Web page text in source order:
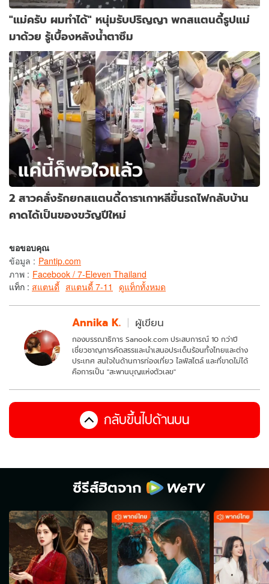
"แม่ครับ ผมทำได้" หนุ่มรับปริญญา พกสแตนดี้รูปแม่
มาด้วย รู้เบื้องหลังน้ำตาซึม
2 สาวคลั่งรักยกสแตนดี้ดาราเกาหลีขึ้นรถไฟกลับบ้าน
คาดได้เป็นของขวัญปีใหม่
ขอขอบคุณ
ข้อมูล : Pantip.com
ภาพ : Facebook / 7-Eleven Thailand
แท็ก : สแตนดี้ สแตนดี้ 7-11 ดูแท็กทั้งหมด
Annika K. ผู้เขียน
กองบรรณาธิการ Sanook.com ประสบการณ์ 10 กว่าปี
เชี่ยวชาญการคัดสรรและนำเสนอประเด็นร้อนทั้งไทยและต่าง
ประเทศ สนใจในด้านการท่องเที่ยว ไลฟ์สไตล์ และที่ขาดไม่ได้
คือการเป็น "สะพานบุญแห่งตัวเลข"
กลับขึ้นไปด้านบน
ซีรีส์ฮิตจาก